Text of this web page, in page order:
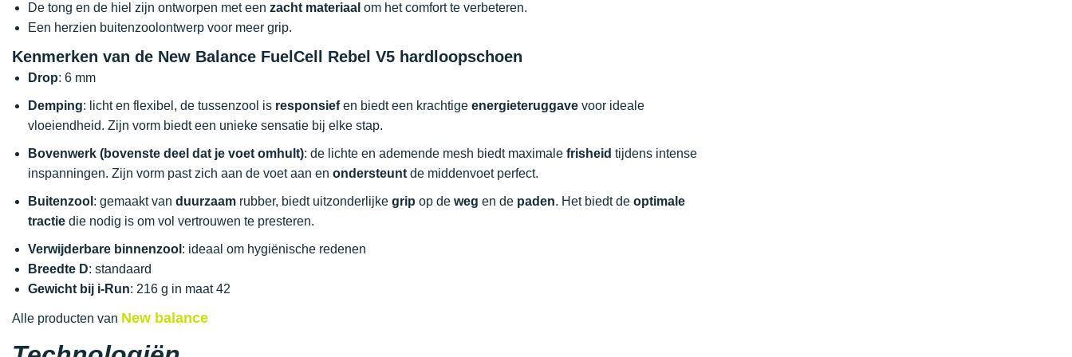
De tong en de hiel zijn ontworpen met een zacht materiaal om het comfort te verbeteren.
Een herzien buitenzoolontwerp voor meer grip.
Kenmerken van de New Balance FuelCell Rebel V5 hardloopschoen
Drop: 6 mm
Demping: licht en flexibel, de tussenzool is responsiefen biedt een krachtige energieteruggave voor ideale
vloeiendheid. Zijn vorm biedt een unieke sensatie bij elke stap.
Bovenwerk (bovenste deel dat je voet omhult): de lichte en ademende mesh biedt maximale frisheid tijdens intense
inspanningen. Zijn vorm past zich aan de voet aan en ondersteunt de middenvoet perfect.
Buitenzool : gemaakt van duurzaam rubber, biedt uitzonderlijke grip op de weg en de paden. Het biedt de optimale
tractie die nodig is om vol vertrouwen te presteren.
Verwijderbare binnenzool : ideaal om hygiënische redenen
Breedte D: standaard
Gewicht bij i-Run: 216 g in maat 42
Alle producten van New balance